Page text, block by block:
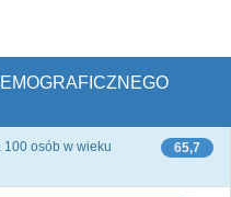
65,7
osób w wieku